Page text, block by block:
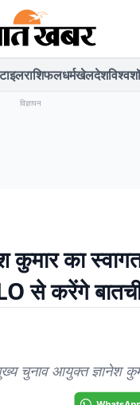
राशिफलधर्मखेलदेशविश्व
विज्ञापन
कुमार का
से करेंगे
मुख्य चुनाव आयुक्त ज्ञानेश